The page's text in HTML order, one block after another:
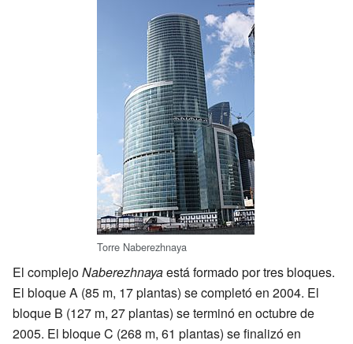
Torre Naberezhnaya
El complejoNaberezhnayaestá formado por tres bloques.
El bloque A (85 m, 17 plantas) se completó en 2004. El
bloque B (127 m, 27 plantas) se terminó en octubre de
2005. El bloque C (268 m, 61 plantas) se finalizó en